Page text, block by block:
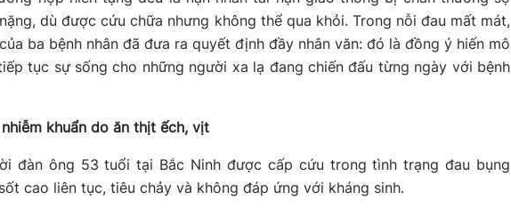
dù được cứu chữa nhưng không thể qua khỏi. Trong nỗi đau mất mát,
ba bệnh nhân đã đưa ra quyết định đầy nhân văn: đó là đồng ý hiến mô
tục sự sống cho những người xa lạ đang chiến đấu từng ngày với bệnh
khuẩn do ăn thịt ếch, vịt
đàn ông 53 tuổi tại Bắc Ninh được cấp cứu trong tình trạng đau bụng
cao liên tục, tiêu chảy và không đáp ứng với kháng sinh.